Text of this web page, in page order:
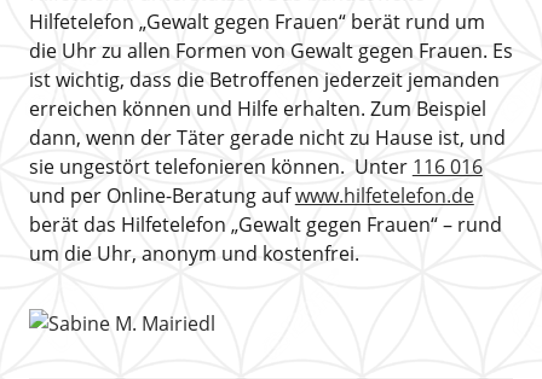
Hilfetelefon „Gewalt gegen Frauen“ berät rund um
die Uhr zu allen Formen von Gewalt gegen Frauen. Es
ist wichtig, dass die Betroffenen jederzeit jemanden
erreichen können und Hilfe erhalten. Zum Beispiel
dann, wenn der Täter gerade nicht zu Hause ist, und
sie ungestört telefonieren können. Unter 116 016
und per Online-Beratung aufwww.hilfetelefon.de
berät das Hilfetelefon „Gewalt gegen Frauen“ – rund
um die Uhr, anonym und kostenfrei.